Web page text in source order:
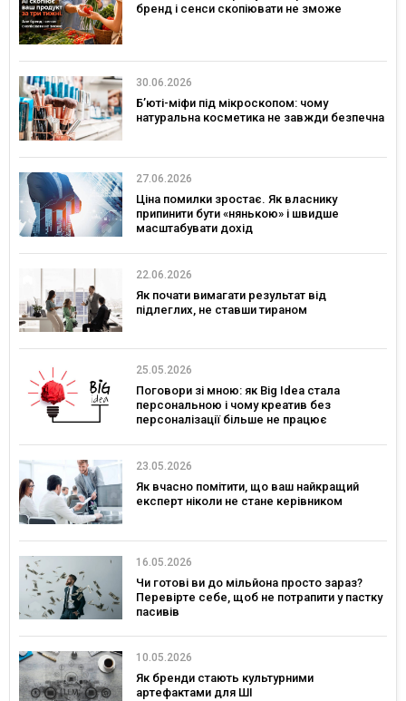
бренд і сенси скопіювати не зможе
30.06.2026
Б’юті-міфи під мікроскопом: чому
натуральна косметика не завжди безпечна
27.06.2026
Ціна помилки зростає. Як власнику
припинити бути «нянькою» і швидше
масштабувати дохід
22.06.2026
Як почати вимагати результат від
підлеглих, не ставши тираном
25.05.2026
Поговори зі мною: як Big Idea стала
персональною і чому креатив без
персоналізації більше не працює
23.05.2026
Як вчасно помітити, що ваш найкращий
експерт ніколи не стане керівником
16.05.2026
Чи готові ви до мільйона просто зараз?
Перевірте себе, щоб не потрапити у пастку
пасивів
10.05.2026
Як бренди стають культурними
артефактами для ШІ